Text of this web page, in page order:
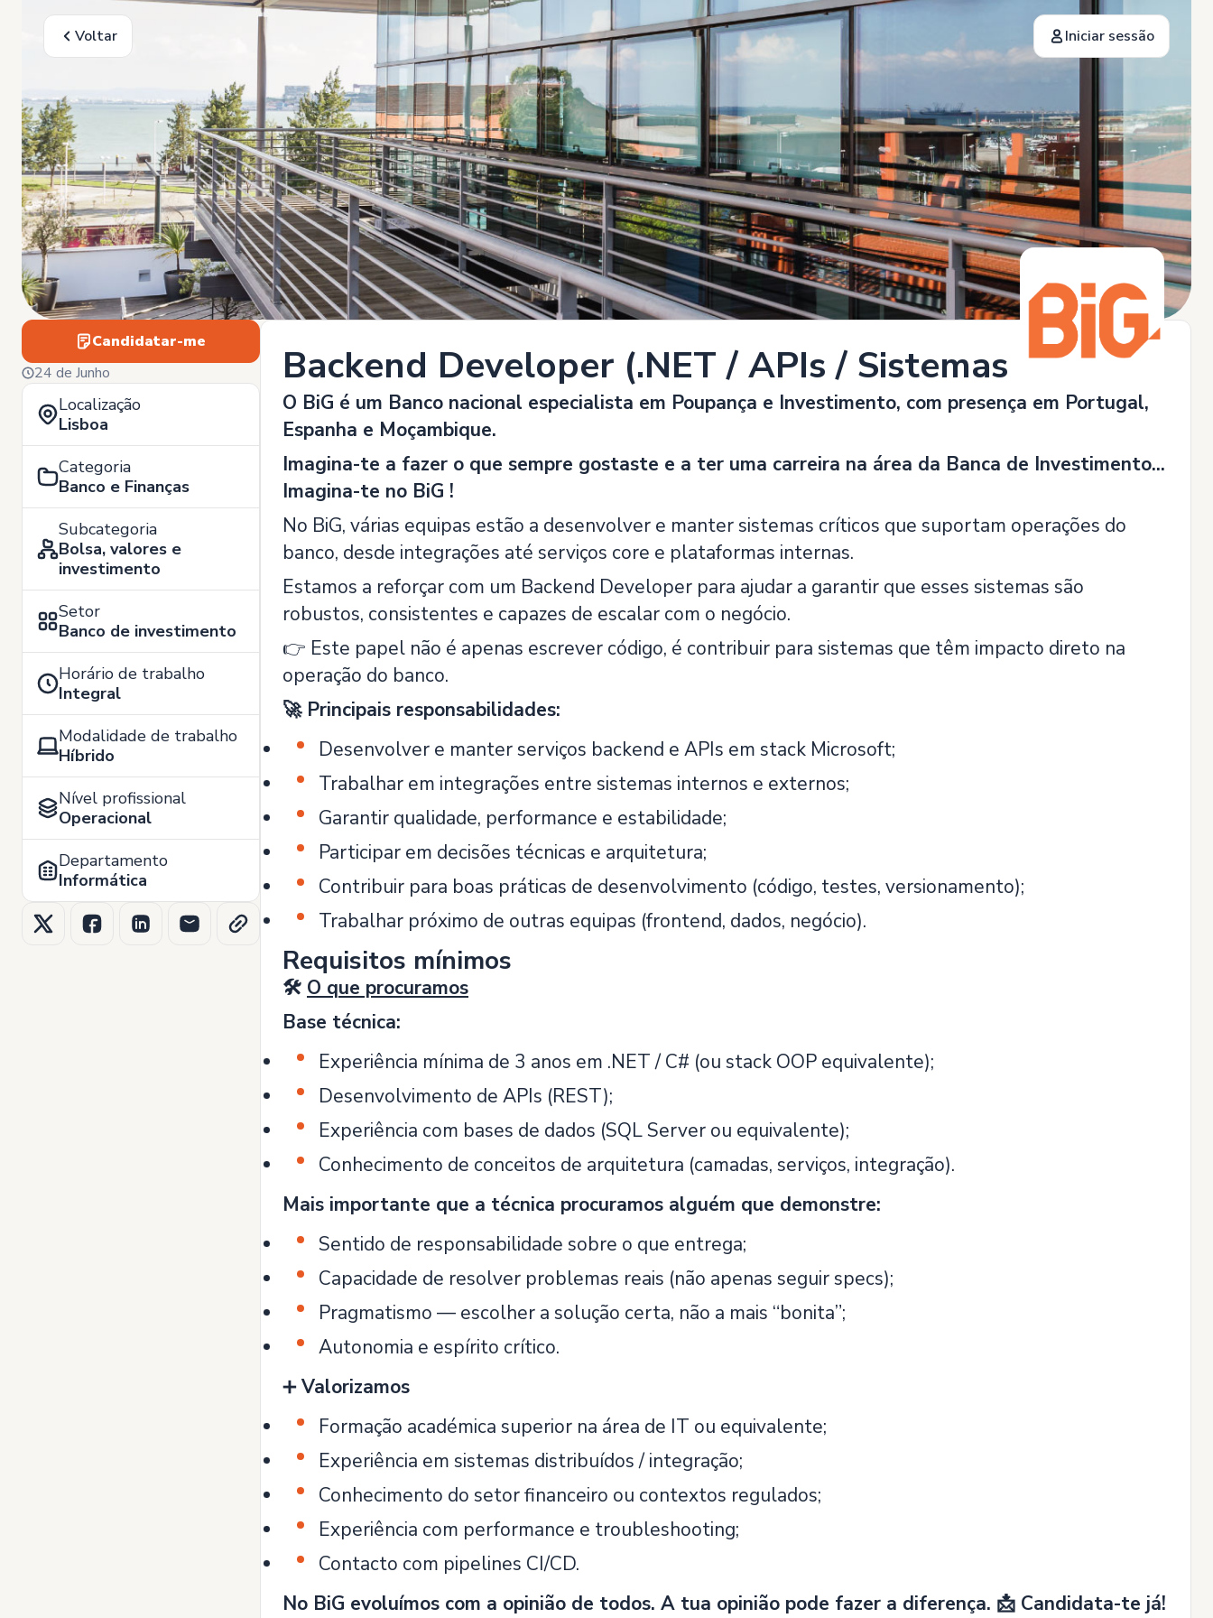
Voltar Iniciar sessão
Candidatar-me
24 de Junho
Localização
Lisboa
Categoria
Banco e Finanças
Subcategoria
Bolsa, valores e
investimento
Setor
Banco de investimento
Horário de trabalho
Integral
Modalidade de trabalho
Híbrido
Nível profissional
Operacional
Departamento
Informática
Backend Developer (.NET / APIs / Sistemas Core)
O BiG é um Banco nacional especialista em Poupança e Investimento, com presença em Portugal,
Espanha e Moçambique.
Imagina-te a fazer o que sempre gostaste e a ter uma carreira na área da Banca de Investimento...
Imagina-te no BiG !
No BiG, várias equipas estão a desenvolver e manter sistemas críticos que suportam operações do
banco, desde integrações até serviços core e plataformas internas.
Estamos a reforçar com um Backend Developer para ajudar a garantir que esses sistemas são
robustos, consistentes e capazes de escalar com o negócio.
👉 Este papel não é apenas escrever código, é contribuir para sistemas que têm impacto direto na
operação do banco.
🚀 Principais responsabilidades:
Desenvolver e manter serviços backend e APIs em stack Microsoft;
Trabalhar em integrações entre sistemas internos e externos;
Garantir qualidade, performance e estabilidade;
Participar em decisões técnicas e arquitetura;
Contribuir para boas práticas de desenvolvimento (código, testes, versionamento);
Trabalhar próximo de outras equipas (frontend, dados, negócio).
Requisitos mínimos
🛠️ O que procuramos
Base técnica:
Experiência mínima de 3 anos em .NET / C# (ou stack OOP equivalente);
Desenvolvimento de APIs (REST);
Experiência com bases de dados (SQL Server ou equivalente);
Conhecimento de conceitos de arquitetura (camadas, serviços, integração).
Mais importante que a técnica procuramos alguém que demonstre:
Sentido de responsabilidade sobre o que entrega;
Capacidade de resolver problemas reais (não apenas seguir specs);
Pragmatismo — escolher a solução certa, não a mais “bonita”;
Autonomia e espírito crítico.
➕Valorizamos
Formação académica superior na área de IT ou equivalente;
Experiência em sistemas distribuídos / integração;
Conhecimento do setor financeiro ou contextos regulados;
Experiência com performance e troubleshooting;
Contacto com pipelines CI/CD.
No BiG evoluímos com a opinião de todos. A tua opinião pode fazer a diferença. 📩 Candidata-te já!